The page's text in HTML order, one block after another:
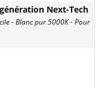
Next-Tech
- Blanc pur 5000K - Pour